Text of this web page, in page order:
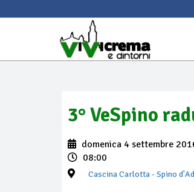
3° VeSpino
domenica 4 settembre
08:00
Cascina Carlotta- Spino